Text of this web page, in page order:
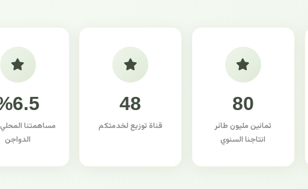
80
ثمانين مليون طائر
انتاجنا السنوي
48
قناة توزيع لخدمتكم
مساهمتنا
الدواجن